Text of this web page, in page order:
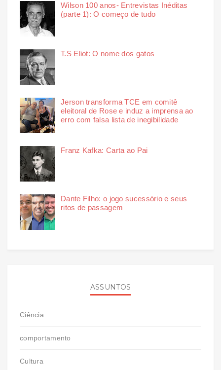
Wilson 100 anos- Entrevistas Inéditas
(parte 1): O começo de tudo
T.S Eliot: O nome dos gatos
Jerson transforma TCE em comitê
eleitoral de Rose e induz a imprensa ao
erro com falsa lista de inegibilidade
Franz Kafka: Carta ao Pai
Dante Filho: o jogo sucessório e seus
ritos de passagem
ASSUNTOS
Ciência
comportamento
Cultura